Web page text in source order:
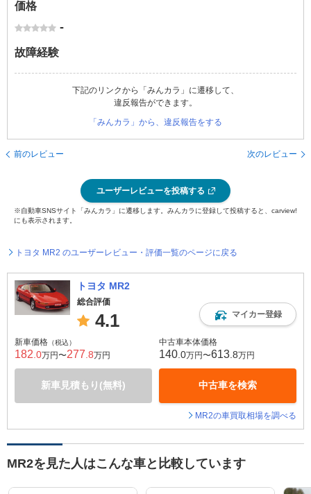
価格
-
故障経験
下記のリンクから「みんカラ」に遷移して、
違反報告ができます。
「みんカラ」から、違反報告をする
前のレビュー 次のレビュー
ユーザーレビューを投稿する
※自動車SNSサイト「みんカラ」に遷移します。みんカラに登録して投稿すると、carview!
にも表示されます。
トヨタ MR2 のユーザーレビュー・評価一覧のページに戻る
トヨタ MR2
総合評価
4.1 マイカー登録
新車価格 （税込）
182 .0万円〜277 .8万円
新車見積もり(無料)
中古車本体価格
140 .0万円〜613 .8万円
中古車を検索
MR2の車買取相場を調べる
MR2を見た人はこんな車と比較しています